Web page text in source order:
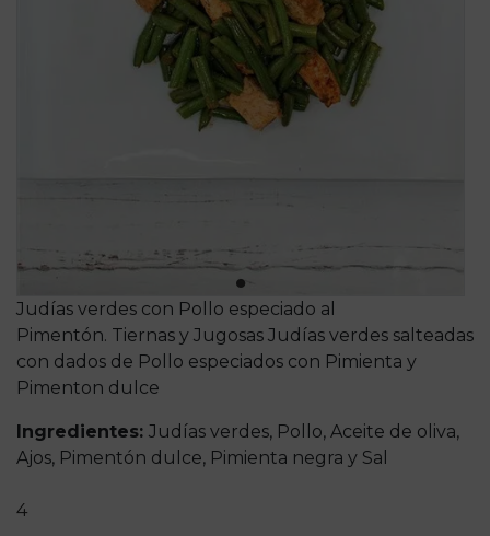
Judías verdes con Pollo especiado al
Pimentón. Tiernas y Jugosas Judías verdes salteadas
con dados de Pollo especiados con Pimienta y
Pimenton dulce
Ingredientes: Judías verdes, Pollo, Aceite de oliva,
Ajos, Pimentón dulce, Pimienta negra y Sal
4